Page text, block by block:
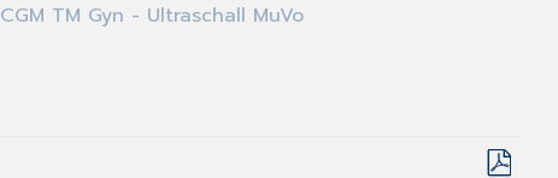
CGM TM Gyn - Ultraschall MuVo